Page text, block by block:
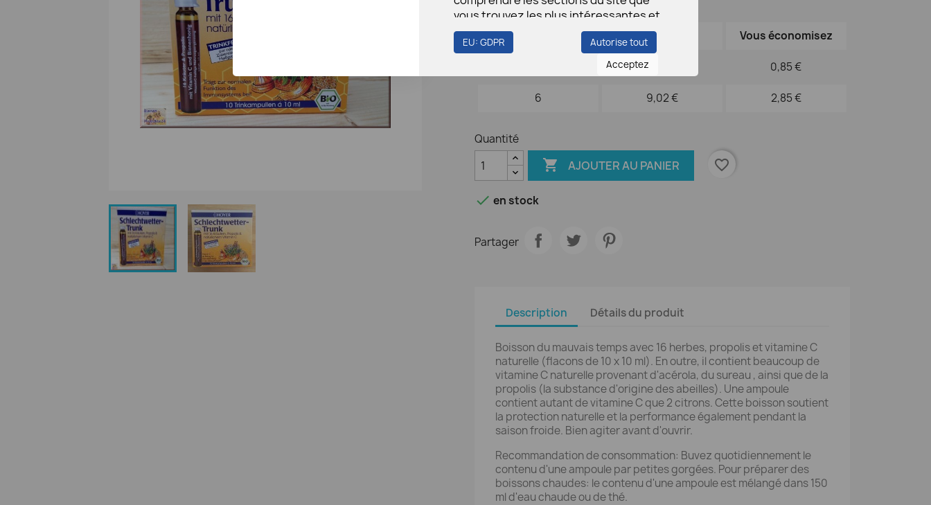
vous trouvez les plus intéressantes et
utiles.
paramètres de cookies en naviguant
sur les onglets sur le côté gauche.
EU: GDPR
Autorise tout
Acceptez
Remise sur la quantité
Prix unitaire Vous économisez
9,21 € 0,85 €
6 9,02 € 2,85 €
Quantité
 AJOUTER AU PANIER favorite_border
 en stock
Partager
Description Détails du produit
Boisson du mauvais temps avec 16 herbes, propolis et vitamine C
naturelle (flacons de 10 x 10 ml). En outre, il contient beaucoup de
vitamine C naturelle provenant d'acérola, du sureau , ainsi que de la
propolis (la substance d'origine des abeilles). Une ampoule
contient autant de vitamine C que 2 citrons. Cette boisson soutient
la protection naturelle et la performance également pendant la
saison froide. Bien agiter avant d'ouvrir.
Recommandation de consommation: Buvez quotidiennement le
contenu d'une ampoule par petites gorgées. Pour préparer des
boissons chaudes: le contenu d'une ampoule est mélangé dans 150
ml d'eau chaude ou de thé.